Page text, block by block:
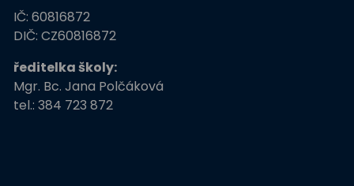
IČ: 60816872
DIČ: CZ60816872
ředitelka školy:
Mgr. Bc. Jana Polčáková
tel.: 384 723 872